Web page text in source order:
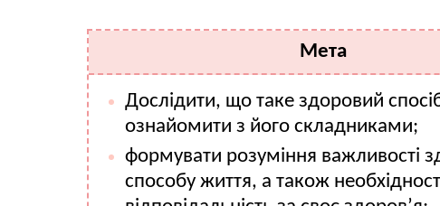
Мета
Дослідити, що таке здоровий
ознайомити з його складниками;
формувати розуміння важливості
способу життя, а також